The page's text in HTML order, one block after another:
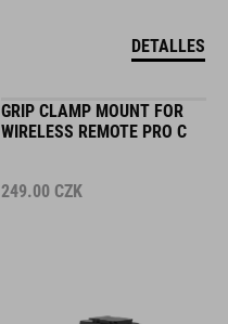
DETALLES
GRIP CLAMP MOUNT FOR
WIRELESS REMOTE PRO C
249.00 CZK